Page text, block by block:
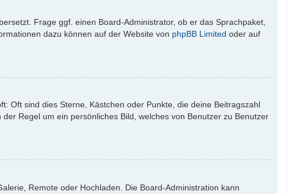
Frage ggf. einen Board-Administrator, ob er das Sprachpaket,
dazu können auf der Website von phpBB Limited oder auf
Oft sind dies Sterne, Kästchen oder Punkte, die deine Beitragszahl
Regel um ein persönliches Bild, welches von Benutzer zu Benutzer
Remote oder Hochladen. Die Board-Administration kann